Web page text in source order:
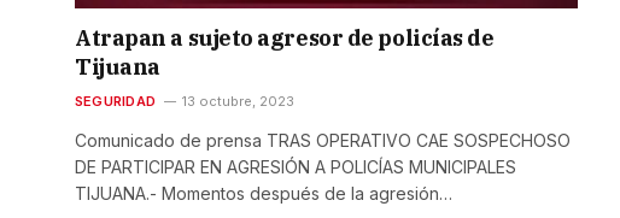
Atrapan a sujeto agresor de policías de
Tijuana
SEGURIDAD 13 octubre, 2023
Comunicado de prensa TRAS OPERATIVO CAE SOSPECHOSO
DE PARTICIPAR EN AGRESIÓN A POLICÍAS MUNICIPALES
TIJUANA.- Momentos después de la agresión…